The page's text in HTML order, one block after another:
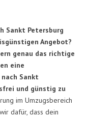
Sankt Petersburg
Angebot?
genau das richtige
eine
Sankt
und günstig zu
im Umzugsbereich
dafür, dass dein